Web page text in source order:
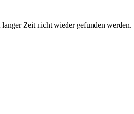
Zeit nicht wieder gefunden werden.